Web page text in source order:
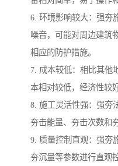
6. 环境影响较大：强夯
噪音，可能对周边建筑
相应的防护措施。
7. 成本较低：相比其他
本相对较低，经济性较好
8. 施工灵活性强：强夯
夯击能量、夯击次数和
9. 质量控制直观：强夯
夯沉量等参数进行直观